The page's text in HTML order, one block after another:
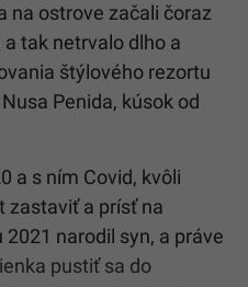
na ostrove začali čoraz
tak netrvalo dlho a
štýlového rezortu
Penida, kúsok od
a s ním Covid, kvôli
zastaviť a prísť na
narodil syn, a práve
pustiť sa do